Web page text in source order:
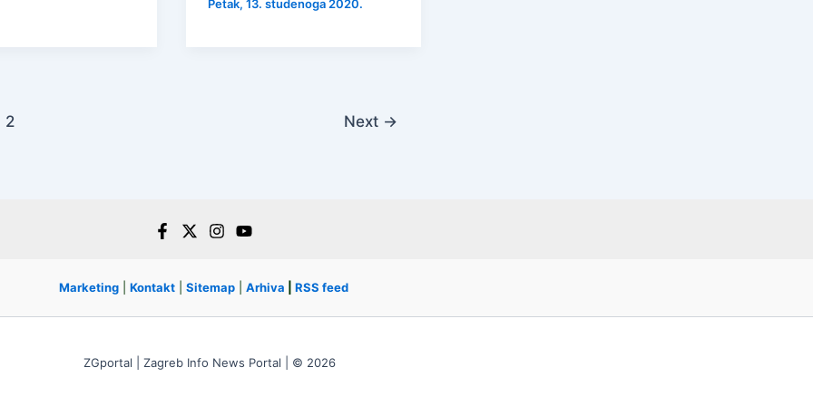
Petak, 13. studenoga 2020.
2 Next →
Marketing| Kontakt| Sitemap| Arhiva RSS feed
ZGportal | Zagreb Info News Portal | © 2026